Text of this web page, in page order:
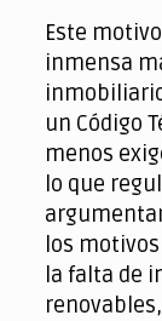
Este
inmensa
un Código
menos
lo que
los
la falta de